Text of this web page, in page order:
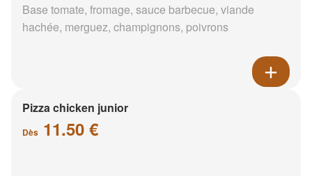
Base tomate, fromage, sauce barbecue, viande
hachée, merguez, champignons, poivrons
Pizza chicken junior
Dès 11.50 €